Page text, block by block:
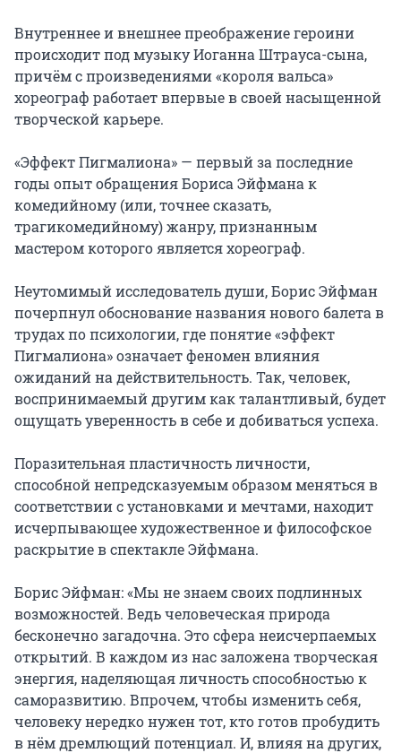
Внутреннее и внешнее преображение героини
происходит под музыку Иоганна Штрауса-сына,
причём с произведениями «короля вальса»
хореограф работает впервые в своей насыщенной
творческой карьере.
«Эффект Пигмалиона» — первый за последние
годы опыт обращения Бориса Эйфмана к
комедийному (или, точнее сказать,
трагикомедийному) жанру, признанным
мастером которого является хореограф.
Неутомимый исследователь души, Борис Эйфман
почерпнул обоснование названия нового балета в
трудах по психологии, где понятие «эффект
Пигмалиона» означает феномен влияния
ожиданий на действительность. Так, человек,
воспринимаемый другим как талантливый, будет
ощущать уверенность в себе и добиваться успеха.
Поразительная пластичность личности,
способной непредсказуемым образом меняться в
соответствии с установками и мечтами, находит
исчерпывающее художественное и философское
раскрытие в спектакле Эйфмана.
Борис Эйфман: «Мы не знаем своих подлинных
возможностей. Ведь человеческая природа
бесконечно загадочна. Это сфера неисчерпаемых
открытий. В каждом из нас заложена творческая
энергия, наделяющая личность способностью к
саморазвитию. Впрочем, чтобы изменить себя,
человеку нередко нужен тот, кто готов пробудить
в нём дремлющий потенциал. И, влияя на других,